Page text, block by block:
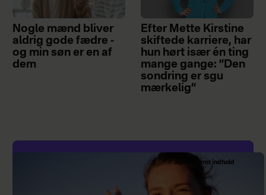
Nogle mænd bliver
aldrig gode fædre -
og min søn er en af
dem
Efter Mette Kirstine
skiftede karriere, har
hun hørt især én ting
mange gange: ”Den
sondring er sgu
mærkelig”
Sponsoreret indhold